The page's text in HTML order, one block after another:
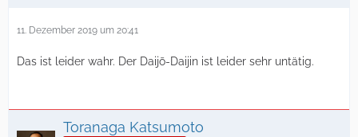
11. Dezember 2019 um 20:41
Das ist leider wahr. Der Daijō-Daijin ist leider sehr untätig.
Toranaga Katsumoto